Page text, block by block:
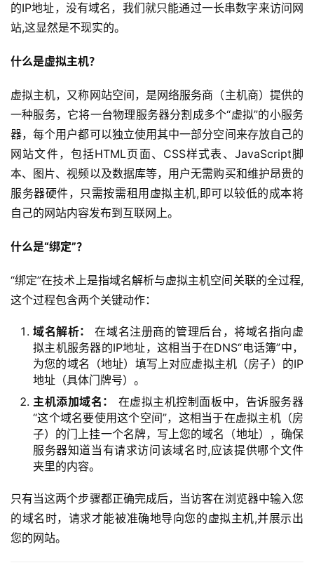
的IP地址，没有域名，我们就只能通过一长串数字来访问网
站,这显然是不现实的。
什么是虚拟主机？
虚拟主机，又称网站空间，是网络服务商（主机商）提供的
一种服务，它将一台物理服务器分割成多个“虚拟”的小服务
器，每个用户都可以独立使用其中一部分空间来存放自己的
网站文件，包括HTML页面、CSS样式表、JavaScript脚
本、图片、视频以及数据库等，用户无需购买和维护昂贵的
服务器硬件，只需按需租用虚拟主机,即可以较低的成本将
自己的网站内容发布到互联网上。
什么是“绑定”？
“绑定”在技术上是指域名解析与虚拟主机空间关联的全过程,
这个过程包含两个关键动作：
域名解析：
在域名注册商的管理后台，将域名指向虚
拟主机服务器的IP地址，这相当于在DNS“电话簿”中，
为您的域名（地址）填写上对应虚拟主机（房子）的IP
地址（具体门牌号）。
主机添加域名：
在虚拟主机控制面板中，告诉服务器
“这个域名要使用这个空间”，这相当于在虚拟主机（房
子）的门上挂一个名牌，写上您的域名（地址），确保
服务器知道当有请求访问该域名时,应该提供哪个文件
夹里的内容。
只有当这两个步骤都正确完成后，当访客在浏览器中输入您
的域名时，请求才能被准确地导向您的虚拟主机,并展示出
您的网站。